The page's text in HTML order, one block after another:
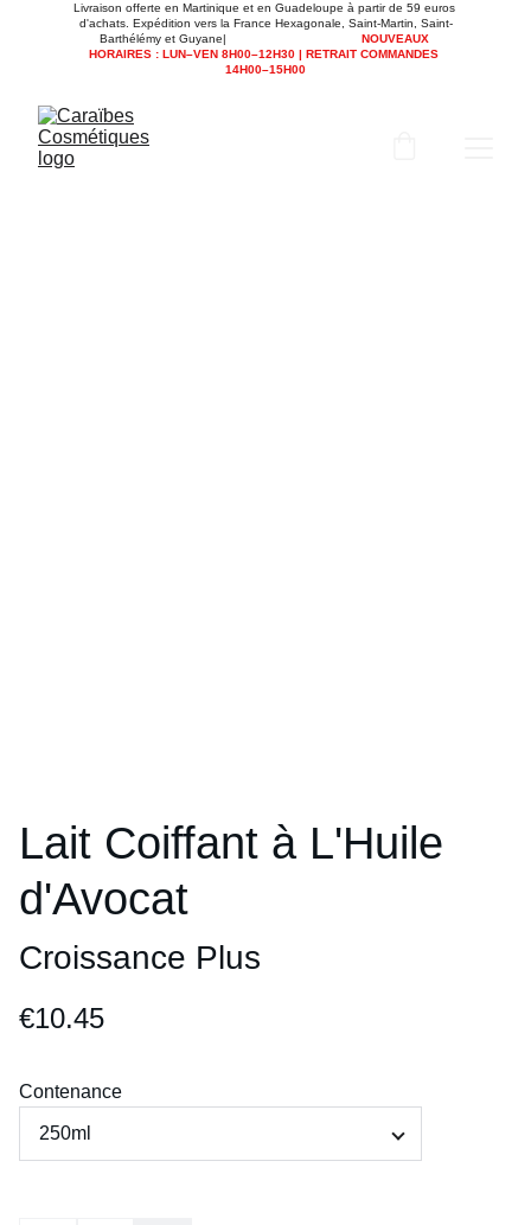
Livraison offerte en Martinique et en Guadeloupe à partir de 59 euros
d'achats. Expédition vers la France Hexagonale, Saint-Martin, Saint-
Barthélémy et Guyane| NOUVEAUX
HORAIRES : LUN–VEN 8H00–12H30 | RETRAIT COMMANDES
14H00–15H00
Lait Coiffant à L'Huile
d'Avocat
Croissance Plus
€10.45
Contenance